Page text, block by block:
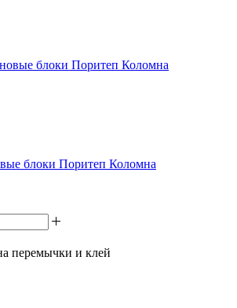
блоки Поритеп Коломна
перемычки и клей